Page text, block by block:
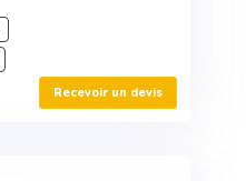
Recevoir un devis